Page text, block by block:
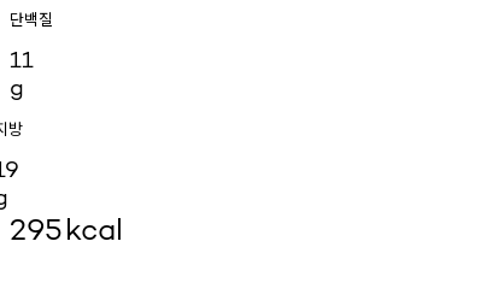
단백질
11
g
방
295kcal